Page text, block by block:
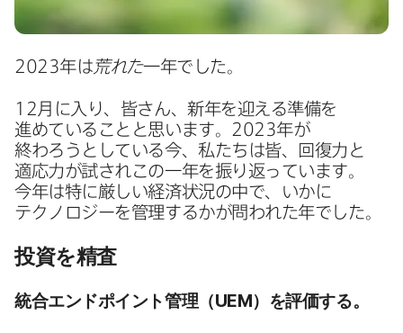
2023年は荒れた一年でした。
12 月に​入り、​皆さん、​新年を​迎える​準備を​
進めている​ことと​思います。 2023年が​
終わろうと​している​今、​私たちは​皆、​回復力と​
適応力が​試され​この​一年を​振り返っています。​
今年は​特に​厳しい​経済状況の​中で、​いかに​
テクノロジーを​管理するかが​問われた​年でした。
投資を​精査
統合エンドポイント管理​（UEM）を​評価する。